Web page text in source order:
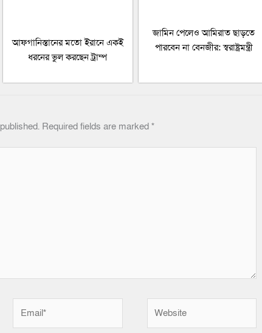
আফগানিস্তানের মতো ইরানে একই
ধরনের ভুল করছেন ট্রাম্প
জামিন পেলেও আমিরাত ছাড়তে
পারবেন না বেনজীর: স্বরাষ্ট্রমন্ত্রী
Required fields are marked *